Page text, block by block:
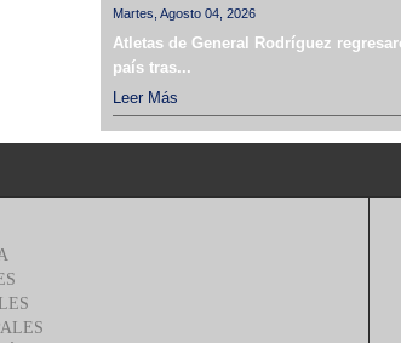
Martes, Agosto 04, 2026
Atletas de General Rodríguez
país tras...
Leer Más